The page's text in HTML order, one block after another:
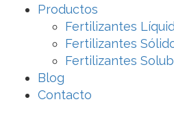
Productos
Fertilizantes
Fertilizantes
Fertilizantes
Blog
Contacto